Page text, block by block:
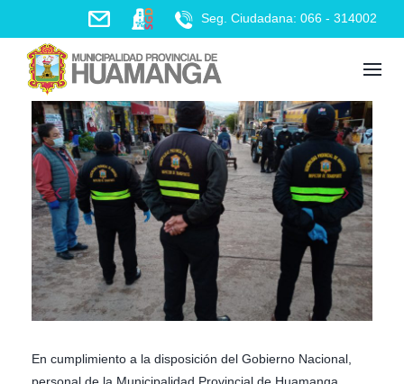
content
Seg. Ciudadana: 066 - 314002
En cumplimiento a la disposición del Gobierno Nacional,
personal de la Municipalidad Provincial de Huamanga